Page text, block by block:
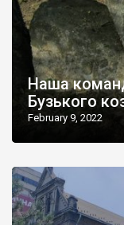
Наша
Бузького
February 9, 2022